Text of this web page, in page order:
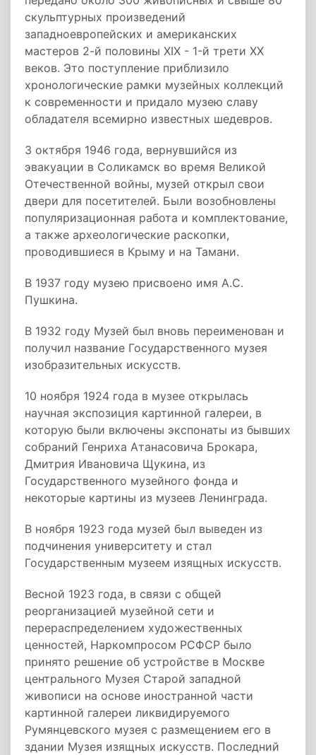
скульптурных произведений
западноевропейских и американских
мастеров 2-й половины XIX - 1-й трети ХХ
веков. Это поступление приблизило
хронологические рамки музейных коллекций
к современности и придало музею славу
обладателя всемирно известных шедевров.
3 октября 1946 года, вернувшийся из
эвакуации в Соликамск во время Великой
Отечественной войны, музей открыл свои
двери для посетителей. Были возобновлены
популяризационная работа и комплектование,
а также археологические раскопки,
проводившиеся в Крыму и на Тамани.
В 1937 году музею присвоено имя А.С.
Пушкина.
В 1932 году Музей был вновь переименован и
получил название Государственного музея
изобразительных искусств.
10 ноября 1924 года в музее открылась
научная экспозиция картинной галереи, в
которую были включены экспонаты из бывших
собраний Генриха Атанасовича Брокара,
Дмитрия Ивановича Щукина, из
Государственного музейного фонда и
некоторые картины из музеев Ленинграда.
В ноября 1923 года музей был выведен из
подчинения университету и стал
Государственным музеем изящных искусств.
Весной 1923 года, в связи с общей
реорганизацией музейной сети и
перераспределением художественных
ценностей, Наркомпросом РСФСР было
принято решение об устройстве в Москве
центрального Музея Старой западной
живописи на основе иностранной части
картинной галереи ликвидируемого
Румянцевского музея с размещением его в
здании Музея изящных искусств. Последний